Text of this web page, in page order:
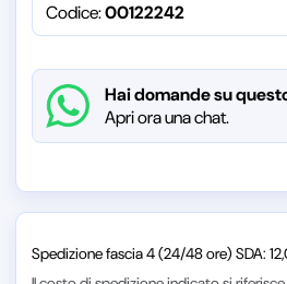
Codice:00122242
Hai domande su
Apri ora una chat.
Spedizione fascia 4 (24/48 ore) SDA: